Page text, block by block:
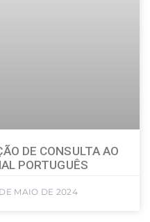
DE CONSULTA AO
PORTUGUÊS
MAIO DE 2024